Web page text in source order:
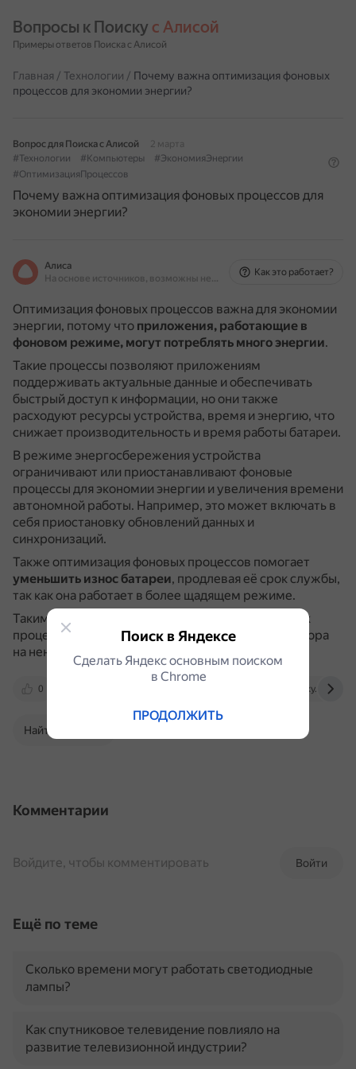
Вопросы к Поиску с Алисой
Примеры ответов Поиска с Алисой
Главная / Технологии / Почему важна оптимизация фоновых
процессов для экономии энергии?
Вопрос для Поиска с Алисой
2 марта
#Технологии
#Компьютеры
#ЭкономияЭнергии
#ОптимизацияПроцессов
Почему важна оптимизация фоновых процессов для
экономии энергии?
Алиса
На основе источников, возможны неточности
Как это работает?
Оптимизация фоновых процессов важна для экономии
энергии, потому что приложения, работающие в
фоновом режиме, могут потреблять много энергии.
Такие процессы позволяют приложениям
поддерживать актуальные данные и обеспечивать
быстрый доступ к информации, но они также
расходуют ресурсы устройства, время и энергию, что
снижает производительность и время работы батареи.
В режиме энергосбережения устройства
ограничивают или приостанавливают фоновые
процессы для экономии энергии и увеличения времени
автономной работы. Например, это может включать в
себя приостановку обновлений данных и
синхронизаций.
Также оптимизация фоновых процессов помогает
уменьшить износ батареи, продлевая её срок службы,
так как она работает в более щадящем режиме.
Таким образом, уменьшение количества фоновых
процессов позволяет не тратить заряд аккумулятора
на ненужные процессы.
0 sky.pro
Найти в Поиске
Комментарии
Войти
Войдите, чтобы комментировать
Ещё по теме
Сколько времени могут работать светодиодные
лампы?
Как спутниковое телевидение повлияло на
развитие телевизионной индустрии?
Поиск в Яндексе
Сделать Яндекс основным поиском
в Сhrome
ПРОДОЛЖИТЬ